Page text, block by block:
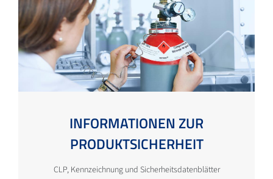
INFORMATIONEN ZUR
PRODUKTSICHERHEIT
CLP, Kennzeichnung und Sicherheitsdatenblätter